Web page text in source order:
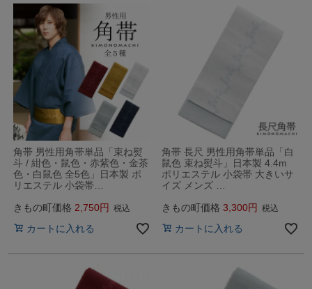
角帯 男性用角帯単品「束ね熨
斗 / 紺色・鼠色・赤紫色・金茶
色・白鼠色 全5色」日本製 ポ
リエステル 小袋帯…
きもの町価格 2,750 税込
カートに入れる
角帯 長尺 男性用角帯単品「白
鼠色 束ね熨斗」日本製 4.4m
ポリエステル 小袋帯 大きいサ
イズ メンズ …
きもの町価格 3,300 税込
カートに入れる